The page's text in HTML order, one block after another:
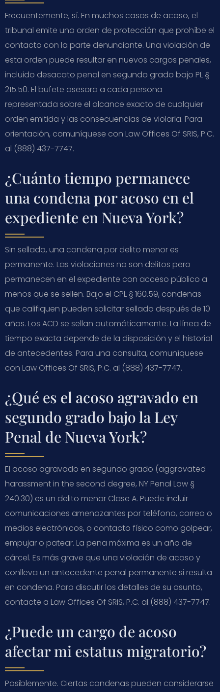
Frecuentemente, sí. En muchos casos de acoso, el
tribunal emite una orden de protección que prohíbe el
contacto con la parte denunciante. Una violación de
esta orden puede resultar en nuevos cargos penales,
incluido desacato penal en segundo grado bajo PL §
215.50. El bufete asesora a cada persona
representada sobre el alcance exacto de cualquier
orden emitida y las consecuencias de violarla. Para
orientación, comuníquese con Law Offices Of SRIS, P.C.
al (888) 437-7747.
¿Cuánto tiempo permanece
una condena por acoso en el
expediente en Nueva York?
Sin sellado, una condena por delito menor es
permanente. Las violaciones no son delitos pero
permanecen en el expediente con acceso público a
menos que se sellen. Bajo el CPL § 160.59, condenas
que califiquen pueden solicitar sellado después de 10
años. Los ACD se sellan automáticamente. La línea de
tiempo exacta depende de la disposición y el historial
de antecedentes. Para una consulta, comuníquese
con Law Offices Of SRIS, P.C. al (888) 437-7747.
¿Qué es el acoso agravado en
segundo grado bajo la Ley
Penal de Nueva York?
El acoso agravado en segundo grado (aggravated
harassment in the second degree, NY Penal Law §
240.30) es un delito menor Clase A. Puede incluir
comunicaciones amenazantes por teléfono, correo o
medios electrónicos, o contacto físico como golpear,
empujar o patear. La pena máxima es un año de
cárcel. Es más grave que una violación de acoso y
conlleva un antecedente penal permanente si resulta
en condena. Para discutir los detalles de su asunto,
contacte a Law Offices Of SRIS, P.C. al (888) 437-7747.
¿Puede un cargo de acoso
afectar mi estatus migratorio?
Posiblemente. Ciertas condenas pueden considerarse